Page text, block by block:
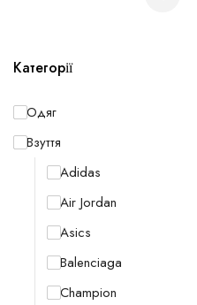
Категорії
Одяг
Взуття
Adidas
Air Jordan
Asics
Balenciaga
Champion